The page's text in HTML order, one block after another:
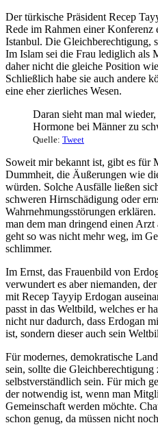
Der türkische Präsident Recep
Rede im Rahmen einer Konferenz
Istanbul. Die Gleichberechtigung,
Im Islam sei die Frau lediglich als
daher nicht die gleiche Position
Schließlich habe sie auch andere
eine eher zierliches Wesen.
Daran sieht man mal
Hormone bei Männer zu
Quelle: Tweet
Soweit mir bekannt ist, gibt es für
Dummheit, die Äußerungen wie
würden. Solche Ausfälle ließen
schweren Hirnschädigung oder
Wahrnehmungsstörungen
man dem man dringend einen
geht so was nicht mehr weg, im
schlimmer.
Im Ernst, das Frauenbild von
verwundert es aber niemanden,
mit Recep Tayyip Erdogan
passt in das Weltbild, welches er
nicht nur dadurch, dass Erdogan
ist, sondern dieser auch sein
Für modernes, demokratische
sein, sollte die
selbstverständlich sein. Für mich
der notwendig ist, wenn man
Gemeinschaft werden möchte.
schon genug, da müssen nicht